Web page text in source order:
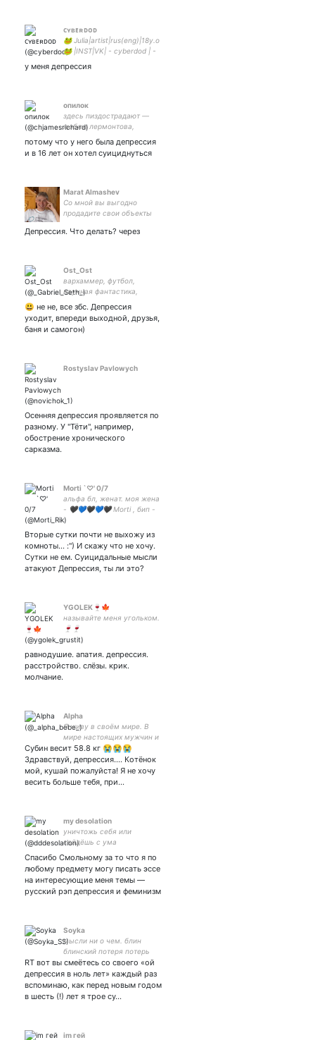
ᴄʏʙᴇʀᴅᴏᴅ
🐸 Julia|artist|rus(eng)|18y.o
🐸 |INST|VK| - cyberdod | -
у меня депрессия
опилок
здесь пиздострадают —
люблю лермонтова,
пиздострадать; мать
ванили #лермонтовбунин;
потому что у него была депрессия
и в 16 лет он хотел суициднуться
Marat Almashev
Со мной вы выгодно
продадите свои объекты
наиболее вкусные
Депрессия. Что делать? через
Ost_Ost
вархаммер, футбол,
научная фантастика,
фильмы,путешествия,
книги и единоборства
😃 не не, все збс. Депрессия
уходит, впереди выходной, друзья,
баня и самогон)
Rostyslav Pavlowych
Осенняя депрессия проявляется по
разному. У "Тёти", например,
обострение хронического
сарказма.
Morti `♡' 0/7
альфа бл, женат. моя жена
- 🖤💙🖤💙🖤 Morti , бип -
бип
Вторые сутки почти не выхожу из
комноты... :") И скажу что не хочу.
Сутки не ем. Суицидальные мысли
атакуют Депрессия, ты ли это?
YGOLEK🍷🍁
называйте меня угольком.
🍷🍷
равнодушие. апатия. депрессия.
расстройство. слёзы. крик.
молчание.
Alpha
Я живу в своём мире. В
мире настоящих мужчин и
адекватных женщин. 99%
моего твиттера - это кпоп,
а короли в нем Alphabat.
Субин весит 58.8 кг 😭😭😭
Здравствуй, депрессия.... Котёнок
мой, кушай пожалуйста! Я не хочу
весить больше тебя, при…
my desolation
уничтожь себя или
сойдёшь с ума
Спасибо Смольному за то что я по
любому предмету могу писать эссе
на интересующие меня темы —
русский рэп депрессия и феминизм
Soyka
мысли ни о чем. блин
блинский потеря потерь
семнадцать лет. немного
взаимная.
RT вот вы смеётесь со своего «ой
депрессия в ноль лет» каждый раз
вспоминаю, как перед новым годом
в шесть (!) лет я трое су…
im гeй